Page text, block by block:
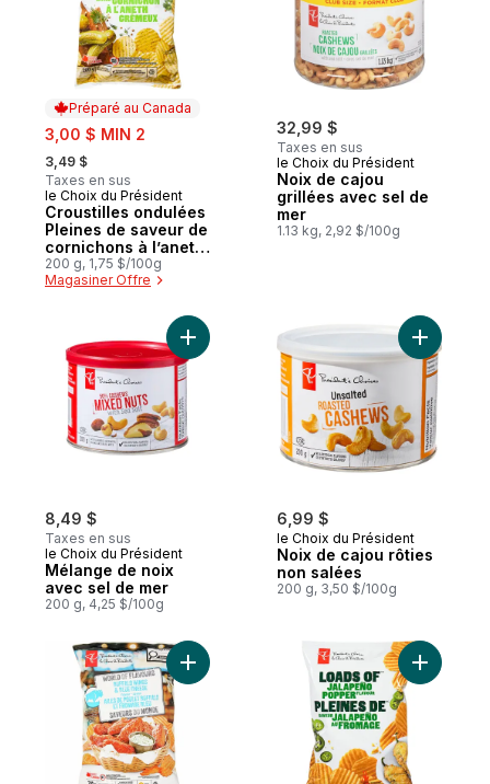
Préparé au Canada
sale:
3,00 $ MIN 2
, formerly:
3,49 $
Taxes en sus
Préparé au Canada
le Choix du Président
Croustilles ondulées
Pleines de saveur de
cornichons à l’aneth
crémeux
200 g, 1,75 $/100g
Magasiner Offre
32,99 $
Taxes en sus
le Choix du Président
Noix de cajou
grillées avec sel de
mer
1.13 kg, 2,92 $/100g
8,49 $
Taxes en sus
le Choix du Président
Mélange de noix
avec sel de mer
200 g, 4,25 $/100g
Ajouter Mélange de noix avec sel de mer
6,99 $
le Choix du Président
Noix de cajou rôties
non salées
200 g, 3,50 $/100g
Ajouter
Ajouter Croustilles ondulées Saveurs du